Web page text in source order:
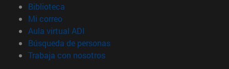
Biblioteca
Mi correo(abre en nueva ventana)
Aula virtual ADI
Búsqueda de personas(abre en nueva ventana)
Trabaja con nosotros(abre en nueva ventana)